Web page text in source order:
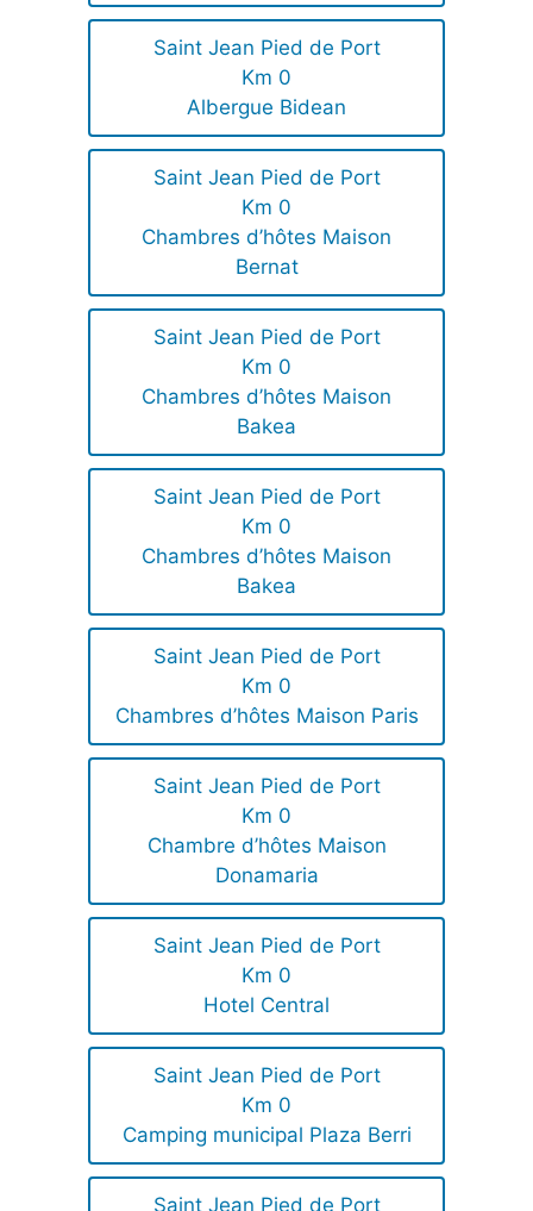
Saint Jean Pied de Port
Km 0
Albergue Bidean
Saint Jean Pied de Port
Km 0
Chambres d’hôtes Maison
Bernat
Saint Jean Pied de Port
Km 0
Chambres d’hôtes Maison
Bakea
Saint Jean Pied de Port
Km 0
Chambres d’hôtes Maison
Bakea
Saint Jean Pied de Port
Km 0
Chambres d’hôtes Maison Paris
Saint Jean Pied de Port
Km 0
Chambre d’hôtes Maison
Donamaria
Saint Jean Pied de Port
Km 0
Hotel Central
Saint Jean Pied de Port
Km 0
Camping municipal Plaza Berri
Saint Jean Pied de Port